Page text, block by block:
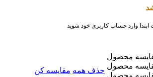
وارد حساب کاربری خود شوید
حذف همه مقایسه کن